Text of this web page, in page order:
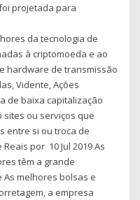
projetada para
da tecnologia de
à criptomoeda e ao
hardware de transmissão
Vidente, Ações
de baixa capitalização
sites ou serviços que
entre si ou troca de
por 10 Jul 2019 As
têm a grande
melhores bolsas e
a empresa